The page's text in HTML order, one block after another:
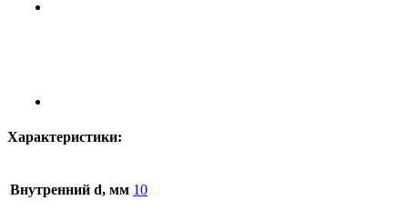
Характеристики:
Внутренний d, мм 10